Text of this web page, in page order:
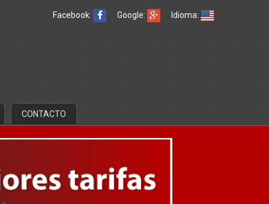
Idioma:
Google:
Facebook:
CONTACTO